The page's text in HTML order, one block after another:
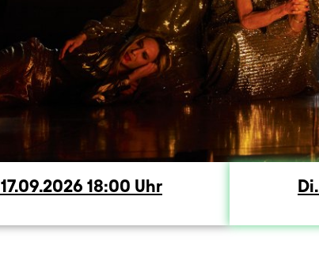
Donnerstag
17.09.2026 18:00 Uhr Di.